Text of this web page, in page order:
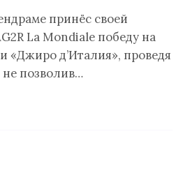
принёс своей
La Mondiale победу на
«Джиро д’Италия», проведя
не позволив…